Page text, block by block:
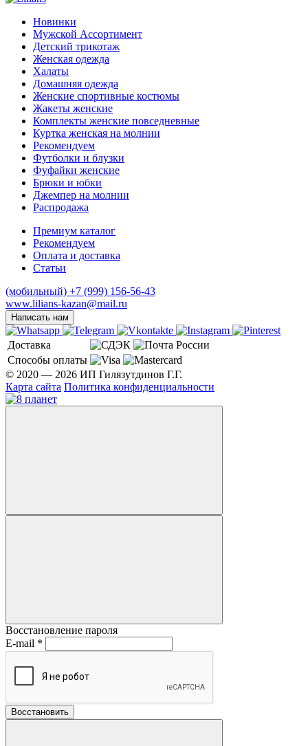
Новинки
Мужской Ассортимент
Детcкий трикотаж
Женская одежда
Халаты
Домашняя одежда
Женские спортивные костюмы
Жакеты женские
Комплекты женские повседневные
Куртка женская на молнии
Рекомендуем
Футболки и блузки
Фуфайки женские
Брюки и юбки
Джемпер на молнии
Распродажа
Премиум каталог
Рекомендуем
Оплата и доставка
Статьи
(мобильный) +7 (999) 156-56-43
www.lilians-kazan@mail.ru
Написать нам
Доставка
Способы оплаты
© 2020 — 2026 ИП Гилязутдинов Г.Г.
Карта сайта Политика конфиденциальности
Восстановление пароля
E-mail *
Восстановить